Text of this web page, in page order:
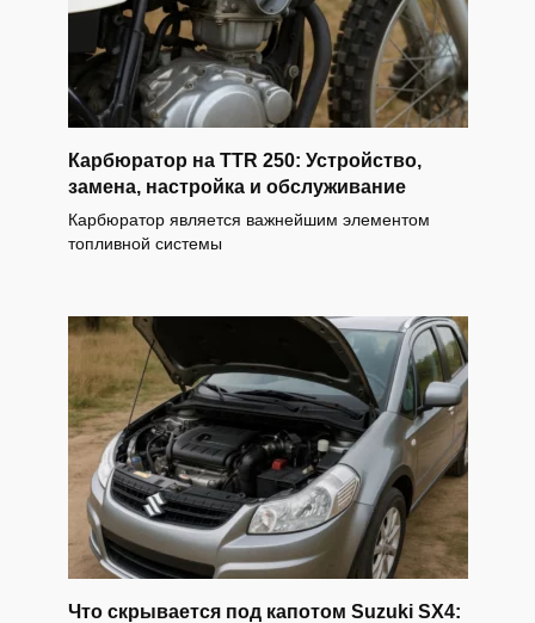
Карбюратор на TTR 250: Устройство,
замена, настройка и обслуживание
Карбюратор является важнейшим элементом
топливной системы
Что скрывается под капотом Suzuki SX4: